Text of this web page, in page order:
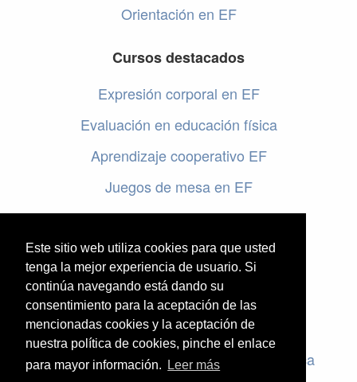
Este sitio web utiliza cookies para que usted
tenga la mejor experiencia de usuario. Si
continúa navegando está dando su
consentimiento para la aceptación de las
mencionadas cookies y la aceptación de
nuestra política de cookies, pinche el enlace
para mayor información.
Leer más
Orientación en EF
Cursos destacados
Expresión corporal en EF
Evaluación en educación física
Aprendizaje cooperativo EF
Juegos de mesa en EF
Programar en EF
Cursos online de educación física
Artículos destacados
Evaluación en educación física
Criterios de evaluación en educación física